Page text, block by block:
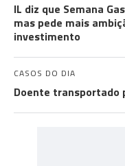
IL diz que Semana
mas pede mais
investimento
CASOS DO DIA
Doente transportado